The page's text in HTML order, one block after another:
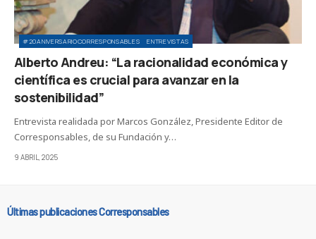
#20ANIVERSARIOCORRESPONSABLES ENTREVISTAS
Alberto Andreu: “La racionalidad económica y
científica es crucial para avanzar en la
sostenibilidad”
Entrevista realidada por Marcos González, Presidente Editor de
Corresponsables, de su Fundación y…
9 ABRIL, 2025
Últimas publicaciones Corresponsables